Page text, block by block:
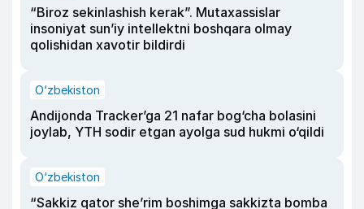
“Biroz sekinlashish kerak”. Mutaxassislar
insoniyat sun’iy intellektni boshqara olmay
qolishidan xavotir bildirdi
O‘zbekiston
Andijonda Tracker’ga 21 nafar bog‘cha bolasini
joylab, YTH sodir etgan ayolga sud hukmi o‘qildi
O‘zbekiston
“Sakkiz qator she’rim boshimga sakkizta bomba